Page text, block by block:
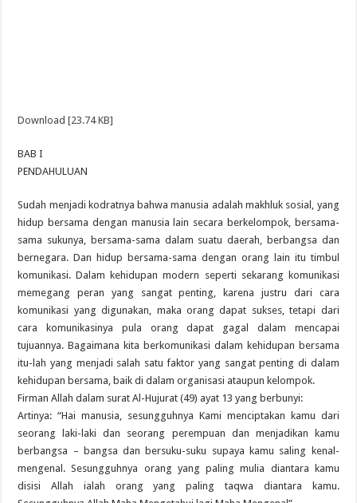
Download [23.74 KB]
BAB I
PENDAHULUAN
Sudah menjadi kodratnya bahwa manusia adalah makhluk sosial, yang
hidup bersama dengan manusia lain secara berkelompok, bersama-
sama sukunya, bersama-sama dalam suatu daerah, berbangsa dan
bernegara. Dan hidup bersama-sama dengan orang lain itu timbul
komunikasi. Dalam kehidupan modern seperti sekarang komunikasi
memegang peran yang sangat penting, karena justru dari cara
komunikasi yang digunakan, maka orang dapat sukses, tetapi dari
cara komunikasinya pula orang dapat gagal dalam mencapai
tujuannya. Bagaimana kita berkomunikasi dalam kehidupan bersama
itu-lah yang menjadi salah satu faktor yang sangat penting di dalam
kehidupan bersama, baik di dalam organisasi ataupun kelompok.
Firman Allah dalam surat Al-Hujurat (49) ayat 13 yang berbunyi:
Artinya: “Hai manusia, sesungguhnya Kami menciptakan kamu dari
seorang laki-laki dan seorang perempuan dan menjadikan kamu
berbangsa – bangsa dan bersuku-suku supaya kamu saling kenal-
mengenal. Sesungguhnya orang yang paling mulia diantara kamu
disisi Allah ialah orang yang paling taqwa diantara kamu.